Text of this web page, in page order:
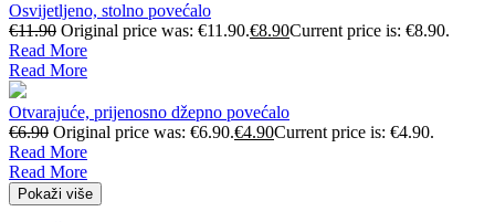
Osvijetljeno, stolno povećalo
€11.90 Original price was: €11.90.€8.90Current price is: €8.90.
Read More
Read More
Otvarajuće, prijenosno džepno povećalo
€6.90 Original price was: €6.90.€4.90Current price is: €4.90.
Read More
Read More
Pokaži više